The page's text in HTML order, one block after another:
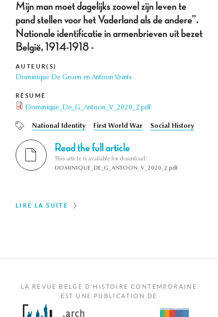
Mijn man moet dagelijks zoowel zijn leven te
pand stellen voor het Vaderland als de andere”.
Nationale identificatie in armenbrieven uit bezet
België, 1914-1918 -
AUTEUR(S)
Dominique De Groen en Antoon Vrints
RÉSUMÉ
Dominique_De_G_Antoon_V_2020_2.pdf
National Identity First World War Social History
Read the full article
This article is available for download:
DOMINIQUE_DE_G_ANTOON_V_2020_2.pdf
LIRE LA SUITE
LA REVUE BELGE D'HISTOIRE CONTEMPORAINE
EST UNE PUBLICATION DE